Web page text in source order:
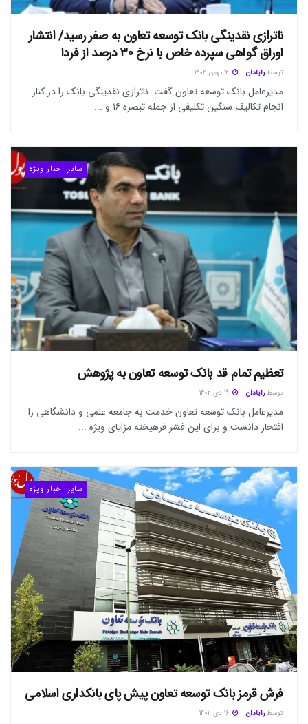
ناترازی نقدینگی بانک توسعه تعاون به صفر رسید/ انتشار
اوراق گواهی سپرده خاص با نرخ ۳۰ درصد از فردا
توسط رایادان
مدیرعامل بانک توسعه تعاون گفت: ناترازی نقدینگی بانک را در کنار
انجام تکالیف سنگین تکلیفی از جمله تبصره ۱۶ و ...
سایر اخبار ویژه
تعظیم تمام قد بانک توسعه تعاون به پژوهش
توسط رایادان
مدیرعامل بانک توسعه تعاون خدمت به جامعه علمی و دانشگاهی را
افتخار دانست و برای این فشر فرهیخته مزایای ویژه ...
سایر اخبار ویژه
فرش قرمز بانک توسعه تعاون پیش پای بانکداری اسلامی
توسط رایادان